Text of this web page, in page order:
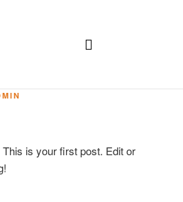
is your first post. Edit or